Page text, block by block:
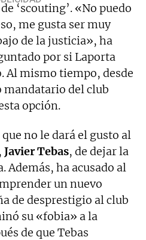
‘scouting’. «No puedo
me gusta ser muy
de la justicia», ha
por si Laporta
Al mismo tiempo, desde
mandatario del club
opción.
no le dará el gusto al
Javier Tebas, de dejar la
Además, ha acusado al
un nuevo
de desprestigio al club
su «fobia» a la
de que Tebas